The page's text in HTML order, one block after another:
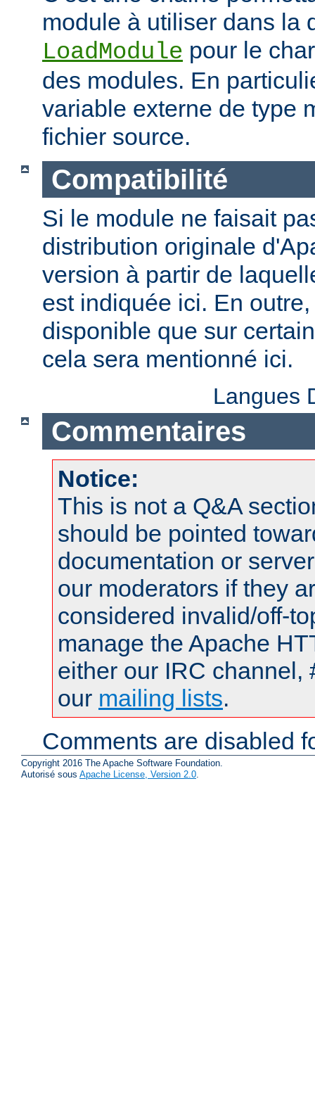
module à utiliser dans la
LoadModule pour le
des modules. En
variable externe de type
fichier source.
Compatibilité
Si le module ne faisait
distribution originale
version à partir de
est indiquée ici. En
disponible que sur
cela sera mentionné ici.
Langues
Commentaires
Notice:
This is not a Q&A
should be pointed
documentation or
our moderators if they
considered invalid/off-
manage the Apache
either our IRC channel,
our mailing lists.
Comments are disabled
Copyright 2016 The Apache Software Foundation.
Autorisé sous Apache License, Version 2.0.